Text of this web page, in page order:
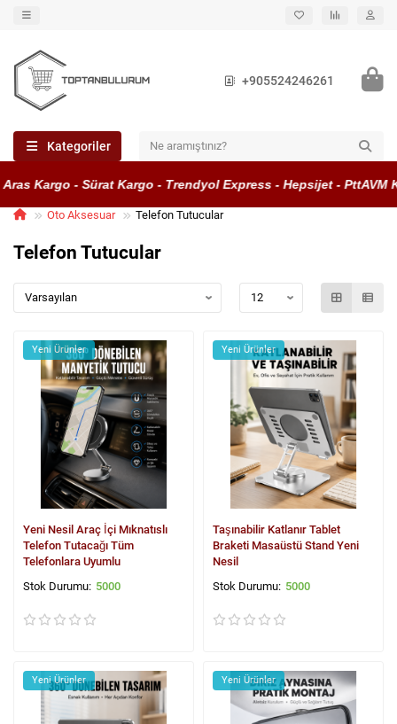
+905524246261
Kategoriler
Kargo - Sürat Kargo - Trendyol Express - Hepsijet - PttAVM
Oto Aksesuar Telefon Tutucular
Telefon Tutucular
Yeni Ürünler
Yeni Nesil Araç İçi Mıknatıslı
Telefon Tutacağı Tüm
Telefonlara Uyumlu
5000
Yeni Ürünler
Taşınabilir Katlanır Tablet
Braketi Masaüstü Stand Yeni
Nesil
5000
Yeni Ürünler Yeni Ürünler